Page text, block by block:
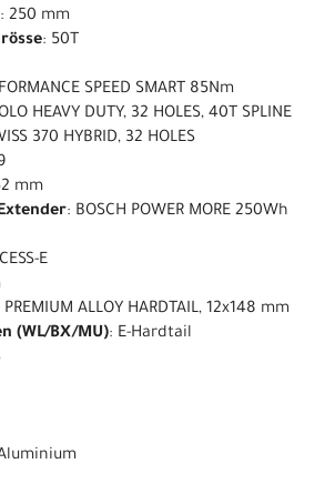
250 mm
: 50T
SPEED SMART 85Nm
HEAVY DUTY, 32 HOLES, 40T SPLINE
370 HYBRID, 32 HOLES
mm
: BOSCH POWER MORE 250Wh
E
PREMIUM ALLOY HARDTAIL, 12x148 mm
(WL/BX/MU): E-Hardtail